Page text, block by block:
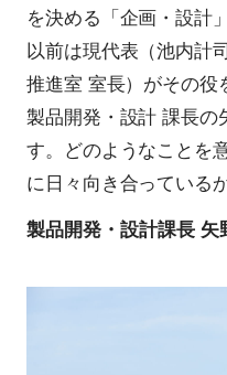
を決める「企画・設計
以前は現代表（池内計
推進室 室長）がその役
製品開発・設計 課長の
す。どのようなことを
に日々向き合っている
製品開発・設計課長 矢